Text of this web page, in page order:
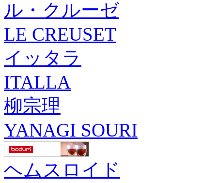
ル・クルーゼ
LE CREUSET
イッタラ
ITALLA
柳宗理
YANAGI SOURI
ヘムスロイド